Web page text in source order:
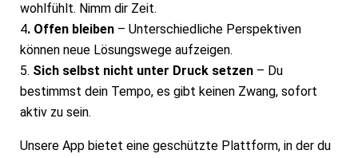
wohlfühlt. Nimm dir Zeit.
4. Offen bleiben – Unterschiedliche Perspektiven
können neue Lösungswege aufzeigen.
5. Sich selbst nicht unter Druck setzen – Du
bestimmst dein Tempo, es gibt keinen Zwang, sofort
aktiv zu sein.
Unsere App bietet eine geschützte Plattform, in der du